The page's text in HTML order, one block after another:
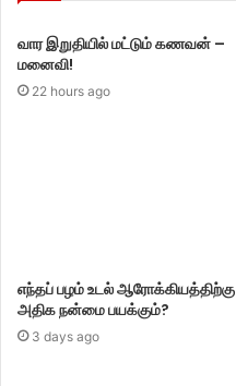
வார இறுதியில் மட்டும் கணவன் –
மனைவி!
22 hours ago
எந்தப் பழம் உடல் ஆரோக்கியத்திற்கு
அதிக நன்மை பயக்கும்?
3 days ago